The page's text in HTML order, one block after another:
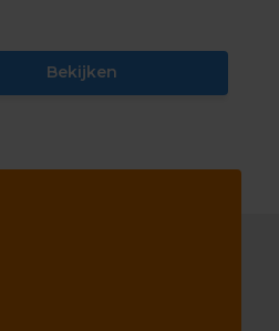
Bekijken